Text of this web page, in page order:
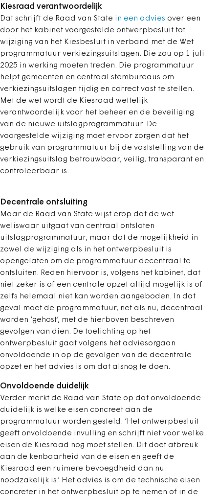
Kiesraad verantwoordelijk
Dat schrijft de Raad van State in een advies over een
door het kabinet voorgestelde ontwerpbesluit tot
wijziging van het Kiesbesluit in verband met de Wet
programmatuur verkiezingsuitslagen. Die zou op 1 juli
2025 in werking moeten treden. Die programmatuur
helpt gemeenten en centraal stembureaus om
verkiezingsuitslagen tijdig en correct vast te stellen.
Met de wet wordt de Kiesraad wettelijk
verantwoordelijk voor het beheer en de beveiliging
van de nieuwe uitslagprogrammatuur. De
voorgestelde wijziging moet ervoor zorgen dat het
gebruik van programmatuur bij de vaststelling van de
verkiezingsuitslag betrouwbaar, veilig, transparant en
controleerbaar is.
Decentrale ontsluiting
Maar de Raad van State wijst erop dat de wet
weliswaar uitgaat van centraal ontsloten
uitslagprogrammatuur, maar dat de mogelijkheid in
zowel de wijziging als in het ontwerpbesluit is
opengelaten om de programmatuur decentraal te
ontsluiten. Reden hiervoor is, volgens het kabinet, dat
niet zeker is of een centrale opzet altijd mogelijk is of
zelfs helemaal niet kan worden aangeboden. In dat
geval moet de programmatuur, net als nu, decentraal
worden ‘gehost’, met de hierboven beschreven
gevolgen van dien. De toelichting op het
ontwerpbesluit gaat volgens het adviesorgaan
onvoldoende in op de gevolgen van de decentrale
opzet en het advies is om dat alsnog te doen.
Onvoldoende duidelijk
Verder merkt de Raad van State op dat onvoldoende
duidelijk is welke eisen concreet aan de
programmatuur worden gesteld. ‘Het ontwerpbesluit
geeft onvoldoende invulling en schrijft niet voor welke
eisen de Kiesraad nog moet stellen. Dit doet afbreuk
aan de kenbaarheid van de eisen en geeft de
Kiesraad een ruimere bevoegdheid dan nu
noodzakelijk is.’ Het advies is om de technische eisen
concreter in het ontwerpbesluit op te nemen of in de